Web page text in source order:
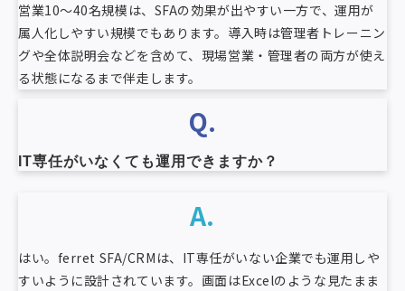
営業10〜40名規模は、SFAの効果が出やすい一方で、運用が
属人化しやすい規模でもあります。導入時は管理者トレーニン
グや全体説明会などを含めて、現場営業・管理者の両方が使え
る状態になるまで伴走します。
Q.
IT専任がいなくても運用できますか？
A.
はい。ferret SFA/CRMは、IT専任がいない企業でも運用しや
すいように設計されています。画面はExcelのような見たまま